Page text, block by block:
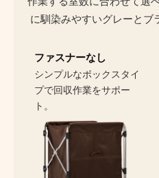
に馴染みやすいグレーとブ
ファスナーなし
シンプルなボックスタイ
プで回収作業をサポー
ト。